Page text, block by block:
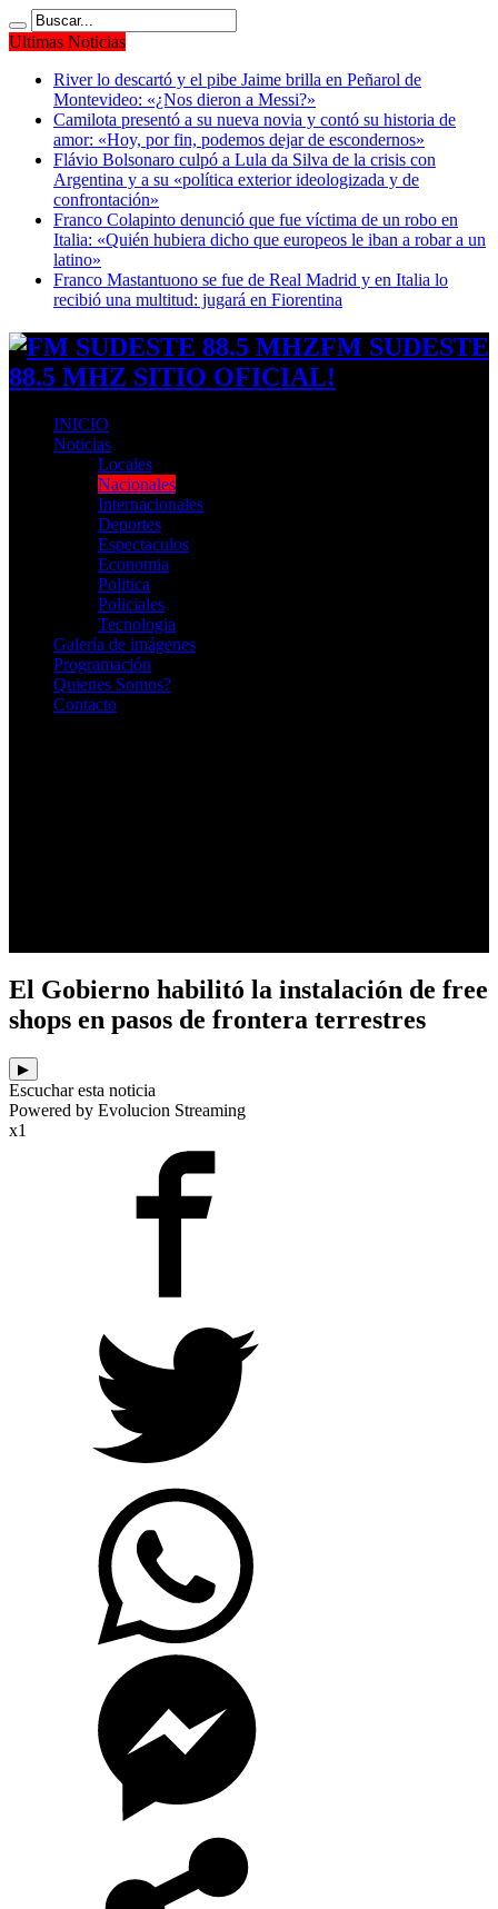
Ultimas Noticias
River lo descartó y el pibe Jaime brilla en Peñarol de
Montevideo: «¿Nos dieron a Messi?»
Camilota presentó a su nueva novia y contó su historia de
amor: «Hoy, por fin, podemos dejar de escondernos»
Flávio Bolsonaro culpó a Lula da Silva de la crisis con
Argentina y a su «política exterior ideologizada y de
confrontación»
Franco Colapinto denunció que fue víctima de un robo en
Italia: «Quién hubiera dicho que europeos le iban a robar a un
latino»
Franco Mastantuono se fue de Real Madrid y en Italia lo
recibió una multitud: jugará en Fiorentina
FM SUDESTE
88.5 MHZ SITIO OFICIAL!
INICIO
Noticias
Locales
Nacionales
Internacionales
Deportes
Espectaculos
Economia
Politica
Policiales
Tecnologia
Galería de imágenes
Programación
Quienes Somos?
Contacto
El Gobierno habilitó la instalación de free
shops en pasos de frontera terrestres
▶
Escuchar esta noticia
Powered by Evolucion Streaming
x1